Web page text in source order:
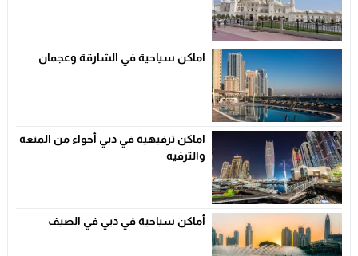
اماكن سياحية في الشارقة وعجمان
اماكن ترفيهية في دبي أجواء من المتعة
والترفيه
أماكن سياحية في دبي في الصيف